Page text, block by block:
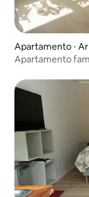
Apartamento ⋅
Apartamento